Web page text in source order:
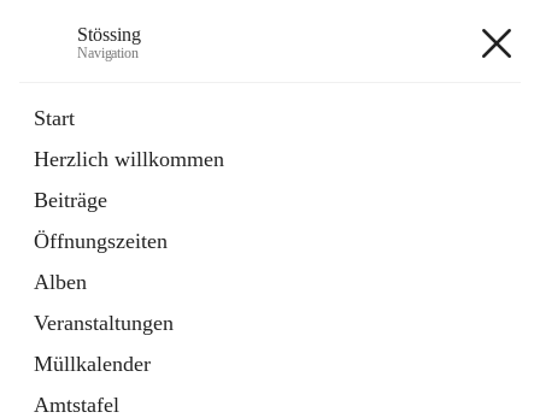
Stössing
Navigation
Start
Herzlich willkommen
Beiträge
Öffnungszeiten
Alben
Veranstaltungen
Müllkalender
Amtstafel
Datei
in
Tab
Kindergarten
öffnet
in
neuem
Tab